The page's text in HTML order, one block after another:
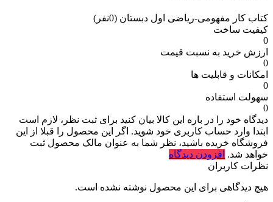
کتاب کار مفهومی-ریاضی اول دبستان (0نفر)
کیفیت ساخت
0
ارزش خرید به نسبت قیمت
0
امکانات و قابلیت ها
0
سهولت استفاده
0
دیدگاه خود را در باره این کالا بیان کنید برای ثبت نظر، لازم است
ابتدا وارد حساب کاربری خود شوید. اگر این محصول را قبلا از این
فروشگاه خریده باشید، نظر شما به عنوان مالک محصول ثبت
خواهد شد. افزودن دیدگاه
نظرات کاربران
هیچ دیدگاهی برای این محصول نوشته نشده است.